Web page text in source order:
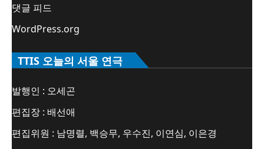
댓글 피드
WordPress.org
TTIS 오늘의 서울 연극
발행인 : 오세곤
편집장 : 배선애
편집위원 : 남명렬, 백승무, 우수진, 이연심, 이은경